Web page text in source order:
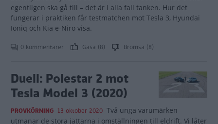
egentligen ska gå till – det är i alla fall tanken. Hur det
fungerar i praktiken får testmatchen mot Tesla 3, Hyundai
Ioniq och Kia e-Niro visa.
0 kommentarer Gasa (8) Bromsa (8)
Duell: Polestar 2 mot
Tesla Model 3 (2020)
PROVKÖRNING 13 oktober 2020 Två unga varumärken
utmanar de stora jättarna i omställningen till eldrift. Vi låter